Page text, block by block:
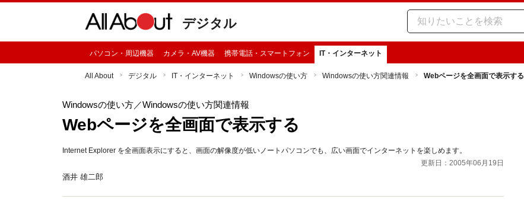
デジタル
パソコン・周辺機器 カメラ・AV機器 携帯電話・スマートフォン IT・インターネット
All About デジタル IT・インターネット Windowsの使い方 Windowsの使い方関連情報 Webページを全画面で表示する
Windowsの使い方／Windowsの使い方関連情報
Webページを全画面で表示する
Internet Explorer を全画面表示にすると、画面の解像度が低いノートパソコンでも、広い画面でインターネットを楽しめます。
更新日：2005年06月19日
酒井 雄二郎